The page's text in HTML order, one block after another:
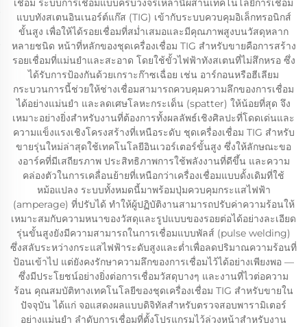
เชื่อม ระบบการเชื่อมแบบครบวงจรเหล่านี้ผสานเทคโนโลยีการเชื่อม
แบบทังสเตนอินเนอร์ต์แก๊ส (TIG) เข้ากับระบบควบคุมอิเล็กทรอนิกส์
ขั้นสูง เพื่อให้ได้รอยเชื่อมที่สม่ำเสมอและมีคุณภาพสูงบนวัสดุหลาก
หลายชนิด หน้าที่หลักของชุดเครื่องเชื่อม TIG สำหรับขายคือการสร้าง
รอยเชื่อมที่แม่นยำและสะอาด โดยใช้ขั้วไฟฟ้าทังสเตนที่ไม่สึกหรอ ซึ่ง
ได้รับการป้องกันด้วยเกราะก๊าซเฉื่อย เช่น อาร์กอนหรือฮีเลียม
กระบวนการนี้ช่วยให้ช่างเชื่อมสามารถควบคุมความลึกของการเชื่อม
ได้อย่างแม่นยำ และลดเศษโลหะกระเด็น (spatter) ให้น้อยที่สุด จึง
เหมาะอย่างยิ่งสำหรับงานที่ต้องการทั้งผลลัพธ์เชิงศิลปะที่โดดเด่นและ
ความแข็งแรงเชิงโครงสร้างที่เหนือระดับ ชุดเครื่องเชื่อม TIG สำหรับ
ขายรุ่นใหม่ล่าสุดใช้เทคโนโลยีอินเวอร์เตอร์ขั้นสูง ซึ่งให้ลักษณะขอ
งอาร์คที่มีเสถียรภาพ ประสิทธิภาพการใช้พลังงานที่ดีขึ้น และความ
คล่องตัวในการเคลื่อนย้ายที่เหนือกว่าเครื่องเชื่อมแบบดั้งเดิมที่ใช้
หม้อแปลง ระบบทั้งหมดนี้มาพร้อมปุ่มควบคุมกระแสไฟฟ้า
(amperage) ที่ปรับได้ ทำให้ผู้ปฏิบัติงานสามารถปรับค่าความร้อนให้
เหมาะสมกับความหนาของวัสดุและรูปแบบของรอยต่อได้อย่างละเอียด
รุ่นขั้นสูงยังมีความสามารถในการเชื่อมแบบพัลส์ (pulse welding)
ซึ่งสลับระหว่างกระแสไฟฟ้าระดับสูงและต่ำเพื่อลดปริมาณความร้อนที่
ป้อนเข้าไป แต่ยังคงรักษาความลึกของการเชื่อมไว้ได้อย่างเพียงพอ —
ซึ่งมีประโยชน์อย่างยิ่งต่อการเชื่อมวัสดุบางๆ และงานที่ไวต่อความ
ร้อน คุณสมบัติทางเทคโนโลยีของชุดเครื่องเชื่อม TIG สำหรับขายใน
ปัจจุบัน ได้แก่ จอแสดงผลแบบดิจิทัลสำหรับตรวจสอบพารามิเตอร์
อย่างแม่นยำ ลำดับการเชื่อมที่ตั้งโปรแกรมไว้ล่วงหน้าสำหรับงาน